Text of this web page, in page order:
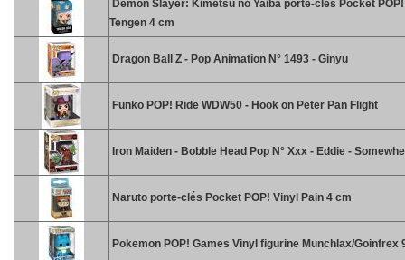
Demon Slayer: Kimetsu no Yaiba porte-clés Pocket
Tengen 4 cm
Dragon Ball Z - Pop Animation N° 1493 - Ginyu
Funko POP! Ride WDW50 - Hook on Peter Pan Flight
Iron Maiden - Bobble Head Pop N° Xxx - Eddie -
Naruto porte-clés Pocket POP! Vinyl Pain 4 cm
Pokemon POP! Games Vinyl figurine Munchlax/Goinfrex